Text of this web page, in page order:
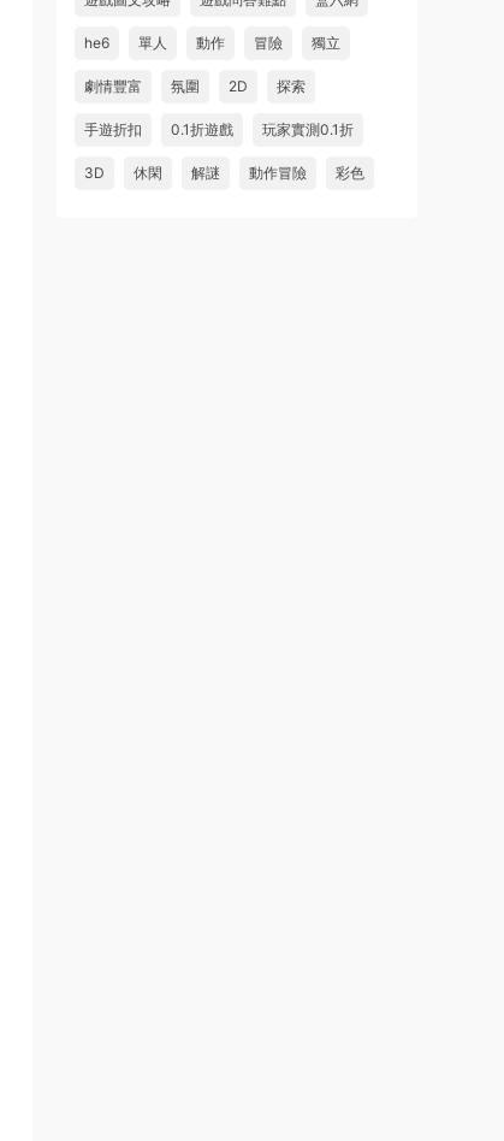
he6 單人 動作 冒險 獨立
劇情豐富 氛圍 2D 探索
手遊折扣 0.1折遊戲 玩家實測0.1折
3D 休閑 解謎 動作冒險 彩色